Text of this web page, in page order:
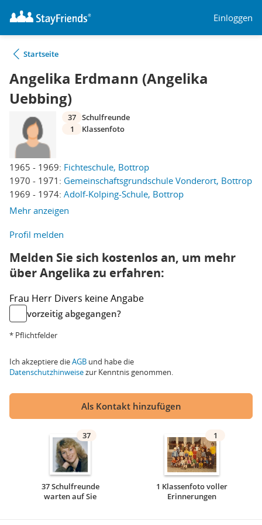
Einloggen
Startseite
Angelika Erdmann (Angelika
Uebbing)
1965 - 1969: Fichteschule, Bottrop
1970 - 1971: Gemeinschaftsgrundschule Vonderort, Bottrop
1969 - 1974: Adolf-Kolping-Schule, Bottrop
Mehr anzeigen
37 Schulfreunde
1
Klassenfoto
Profil melden
Melden Sie sich kostenlos an, um mehr
über Angelika zu erfahren:
Frau Herr Divers keine Angabe
vorzeitig abgegangen?
* Pflichtfelder
Ich akzeptiere dieAGB und habe die
Datenschutzhinweisezur Kenntnis genommen.
Als Kontakt hinzufügen
37
37 Schulfreunde
warten auf Sie
1
1 Klassenfoto voller
Erinnerungen